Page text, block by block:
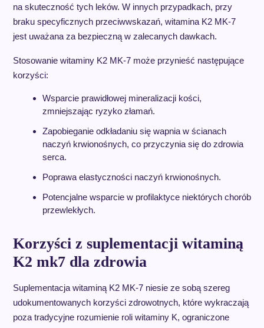
na skuteczność tych leków. W innych przypadkach, przy
braku specyficznych przeciwwskazań, witamina K2 MK-7
jest uważana za bezpieczną w zalecanych dawkach.
Stosowanie witaminy K2 MK-7 może przynieść następujące
korzyści:
Wsparcie prawidłowej mineralizacji kości,
zmniejszając ryzyko złamań.
Zapobieganie odkładaniu się wapnia w ścianach
naczyń krwionośnych, co przyczynia się do zdrowia
serca.
Poprawa elastyczności naczyń krwionośnych.
Potencjalne wsparcie w profilaktyce niektórych chorób
przewlekłych.
Korzyści z suplementacji witaminą
K2 mk7 dla zdrowia
Suplementacja witaminą K2 MK-7 niesie ze sobą szereg
udokumentowanych korzyści zdrowotnych, które wykraczają
poza tradycyjne rozumienie roli witaminy K, ograniczone